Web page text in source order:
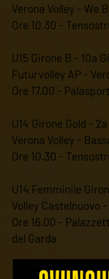
Verona Volley - We
Ore 10.30 -
U15 Girone B - 10a
Futurvolley AP -
Ore 17.00 -
U14 Girone Gold -
Verona Volley -
Ore 10.30 -
U14 Femminile
Volley Castelnuovo
Ore 16.00 -
del Garda
U13 Mista Girone